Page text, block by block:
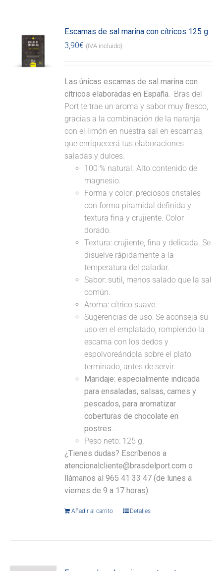
Escamas de sal marina con cítricos 125 g
3,90€ (IVA incluido)
Las únicas escamas de sal marina con
cítricos elaboradas en España. Bras del
Port te trae un aroma y sabor muy fresco,
gracias a la combinación de la naranja
con el limón en nuestra sal en escamas,
que enriquecerá tus elaboraciones
saladas y dulces.
100 % natural. Alto contenido de
magnesio.
Forma y color: preciosos cristales
con forma piramidal definida y
textura fina y crujiente. Color
dorado.
Textura: crujiente, fina y delicada. Se
disuelve rápidamente a la
temperatura del paladar.
Sabor: sutil, menos salado que la sal
común.
Aroma: cítrico suave.
Sugerencias de uso: Se aconseja su
uso en el emplatado, rompiendo la
escama con los dedos y
espolvoreándola sobre el plato
terminado, antes de servir.
Maridaje: especialmente indicada
para ensaladas, salsas, carnes y
pescados, para aromatizar
coberturas de chocolate en
postres...
Peso neto: 125 g.
¿Tienes dudas? Escríbenos a
atencionalcliente@brasdelport.com o
llámanos al 965 41 33 47 (de lunes a
viernes de 9 a 17 horas).
Añadir al carrito Detalles